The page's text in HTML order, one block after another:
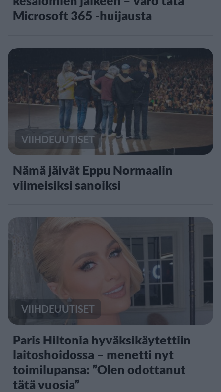
Microsoft 365 -huijausta
VIIHDEUUTISET
Nämä jäivät Eppu Normaalin
viimeisiksi sanoiksi
VIIHDEUUTISET
Paris Hiltonia hyväksikäytettiin
laitoshoidossa – menetti nyt
toimilupansa: ”Olen odottanut
tätä vuosia”